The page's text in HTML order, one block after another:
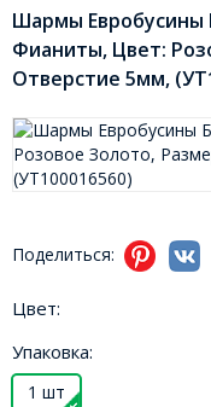
Шармы Евробусины
Фианиты, Цвет:
Отверстие 5мм,
Поделиться:
Цвет:
Упаковка:
1 шт